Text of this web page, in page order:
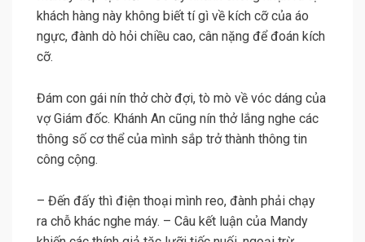
khách hàng này không biết tí gì về kích cỡ của áo
ngực, đành dò hỏi chiều cao, cân nặng để đoán kích
cỡ.
Đám con gái nín thở chờ đợi, tò mò về vóc dáng của
vợ Giám đốc. Khánh An cũng nín thở lắng nghe các
thông số cơ thể của mình sắp trở thành thông tin
công cộng.
– Đến đấy thì điện thoại mình reo, đành phải chạy
ra chỗ khác nghe máy. – Câu kết luận của Mandy